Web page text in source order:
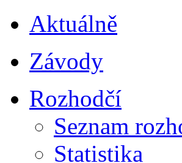
Aktuálně
Závody
Rozhodčí
Seznam
Statistika